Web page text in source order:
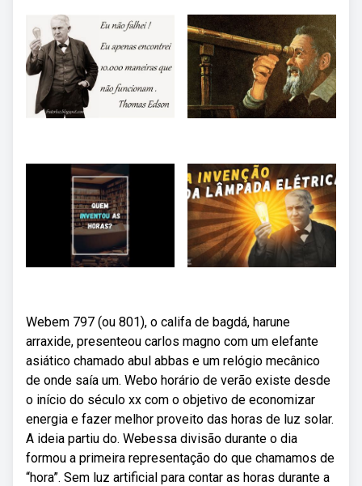
Webem 797 (ou 801), o califa de bagdá, harune
arraxide, presenteou carlos magno com um elefante
asiático chamado abul abbas e um relógio mecânico
de onde saía um. Webo horário de verão existe desde
o início do século xx com o objetivo de economizar
energia e fazer melhor proveito das horas de luz solar.
A ideia partiu do. Webessa divisão durante o dia
formou a primeira representação do que chamamos de
“hora”. Sem luz artificial para contar as horas durante a